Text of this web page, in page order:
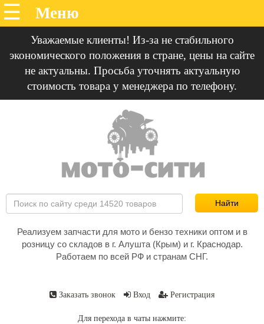
Уважаемые клиенты! Из-за не стабильного
экономического положения в стране, цены на сайте
не актуальны. Просьба уточнять актуальную
стоимость товара у менеджера по телефону.
Реализуем запчасти для мото и бензо техники оптом и в
розницу со складов в г. Алушта (Крым) и г. Краснодар.
Работаем по всей РФ и странам СНГ.
Заказать звонок Вход Регистрация
Для перехода в чаты нажмите: